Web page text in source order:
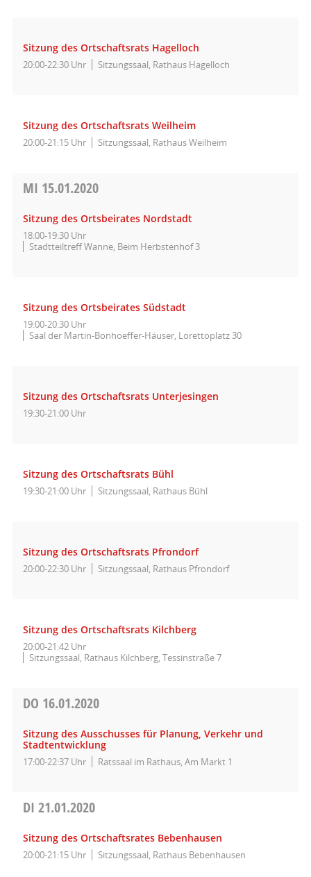
Sitzung des Ortschaftsrats Hagelloch
20:00-22:30 Uhr Sitzungssaal, Rathaus Hagelloch
Sitzung des Ortschaftsrats Weilheim
20:00-21:15 Uhr Sitzungssaal, Rathaus Weilheim
MI 15.01.2020
Sitzung des Ortsbeirates Nordstadt
18:00-19:30 Uhr
Stadtteiltreff Wanne, Beim Herbstenhof 3
Sitzung des Ortsbeirates Südstadt
19:00-20:30 Uhr
Saal der Martin-Bonhoeffer-Häuser, Lorettoplatz 30
Sitzung des Ortschaftsrats Unterjesingen
19:30-21:00 Uhr
Sitzung des Ortschaftsrats Bühl
19:30-21:00 Uhr Sitzungssaal, Rathaus Bühl
Sitzung des Ortschaftsrats Pfrondorf
20:00-22:30 Uhr Sitzungssaal, Rathaus Pfrondorf
Sitzung des Ortschaftsrats Kilchberg
20:00-21:42 Uhr
Sitzungssaal, Rathaus Kilchberg, Tessinstraße 7
DO 16.01.2020
Sitzung des Ausschusses für Planung, Verkehr und
Stadtentwicklung
17:00-22:37 Uhr Ratssaal im Rathaus, Am Markt 1
DI 21.01.2020
Sitzung des Ortschaftsrates Bebenhausen
20:00-21:15 Uhr Sitzungssaal, Rathaus Bebenhausen